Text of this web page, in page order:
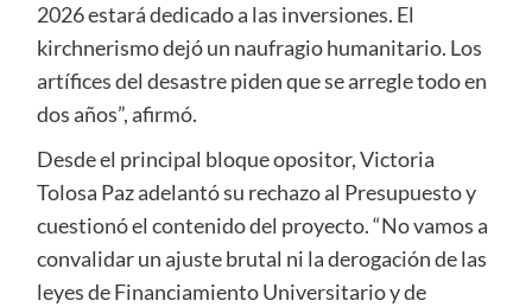
2026 estará dedicado a las inversiones. El
kirchnerismo dejó un naufragio humanitario. Los
artífices del desastre piden que se arregle todo en
dos años”, afirmó.
Desde el principal bloque opositor, Victoria
Tolosa Paz adelantó su rechazo al Presupuesto y
cuestionó el contenido del proyecto. “No vamos a
convalidar un ajuste brutal ni la derogación de las
leyes de Financiamiento Universitario y de